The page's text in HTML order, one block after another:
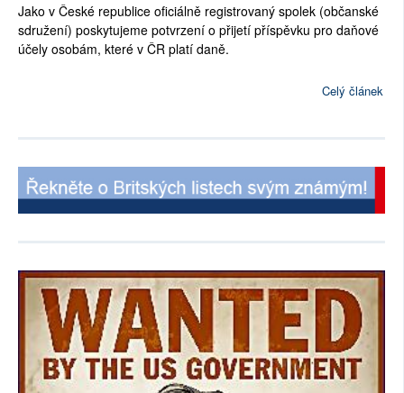
Jako v České republice oficiálně registrovaný spolek (občanské
sdružení) poskytujeme potvrzení o přijetí příspěvku pro daňové
účely osobám, které v ČR platí daně.
Celý článek